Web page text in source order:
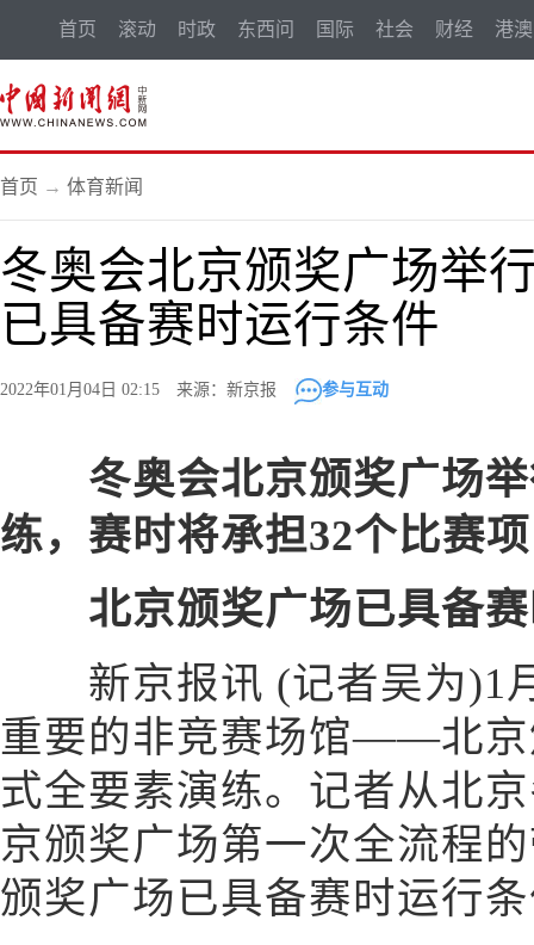
首页 滚动 时政 东西问 国际 社会 财经 港澳
首页 → 体育新闻
冬奥会北京颁奖广场举
已具备赛时运行条件
2022年01月04日 02:15 来源：新京报 参与互动
冬奥会北京颁奖广场举
练，赛时将承担32个比赛
北京颁奖广场已具备赛
新京报讯 (记者吴为)1
重要的非竞赛场馆——北京
式全要素演练。记者从北
京颁奖广场第一次全流程
颁奖广场已具备赛时运行